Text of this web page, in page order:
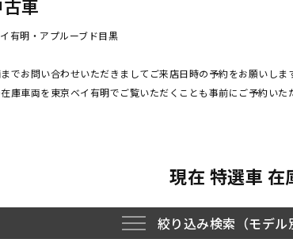
車
有明・アプルーブド目黒
でお問い合わせいただきましてご来店日時の予約をお願いします
庫車両を東京ベイ有明でご覧いただくことも事前にご予約いた
現在 特選車 在
絞り込み検索（モデル